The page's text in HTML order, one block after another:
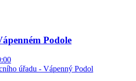
Podole
úřadu - Vápenný Podol